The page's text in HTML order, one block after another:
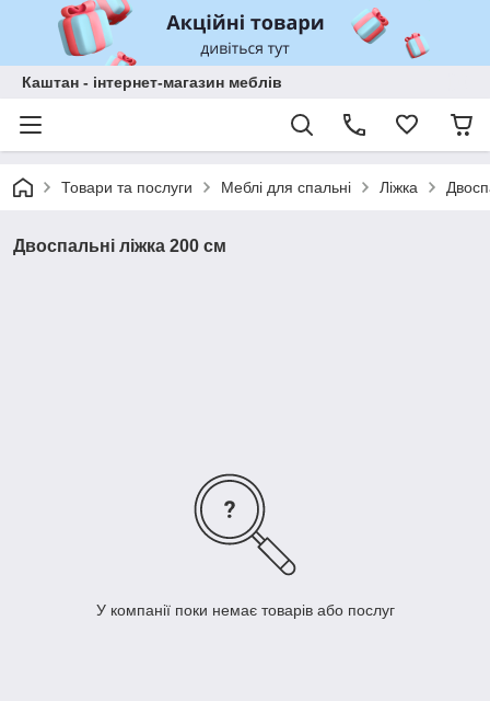
Каштан - інтернет-магазин меблів
Товари та послуги Меблі для спальні Ліжка
Двоспальні ліжка 200 см
У компанії поки немає товарів або послуг